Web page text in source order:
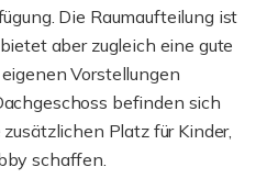
Die Raumaufteilung ist
aber zugleich eine gute
Vorstellungen
befinden sich
Platz für Kinder,
schaffen.